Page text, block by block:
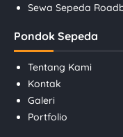
Sewa Sepeda
Pondok Sepeda
Tentang Kami
Kontak
Galeri
Portfolio